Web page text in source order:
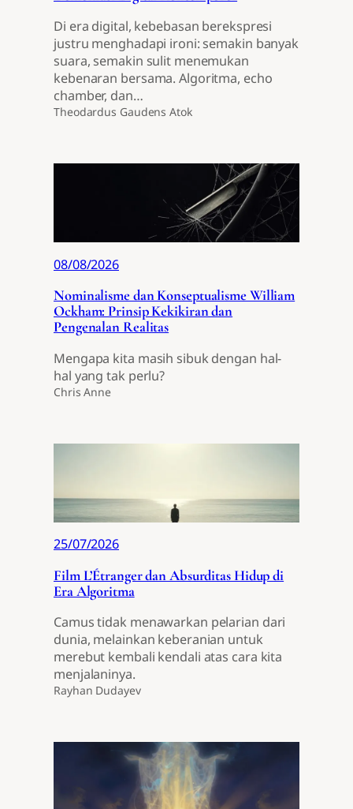
Di era digital, kebebasan berekspresi
justru menghadapi ironi: semakin banyak
suara, semakin sulit menemukan
kebenaran bersama. Algoritma, echo
chamber, dan…
Theodardus Gaudens Atok
08/08/2026
Nominalisme dan Konseptualisme William
Ockham: Prinsip Kekikiran dan
Pengenalan Realitas
Mengapa kita masih sibuk dengan hal-
hal yang tak perlu?
Chris Anne
25/07/2026
Film L’Étranger dan Absurditas Hidup di
Era Algoritma
Camus tidak menawarkan pelarian dari
dunia, melainkan keberanian untuk
merebut kembali kendali atas cara kita
menjalaninya.
Rayhan Dudayev